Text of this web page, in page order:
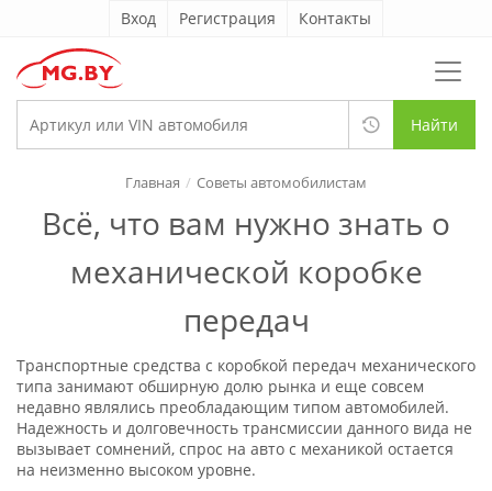
Вход Регистрация Контакты
Найти
Всё, что вам нужно знать о
механической коробке
передач
Главная Советы автомобилистам
Транспортные средства с коробкой передач механического
типа занимают обширную долю рынка и еще совсем
недавно являлись преобладающим типом автомобилей.
Надежность и долговечность трансмиссии данного вида не
вызывает сомнений, спрос на авто с механикой остается
на неизменно высоком уровне.